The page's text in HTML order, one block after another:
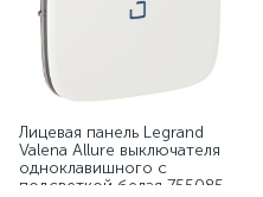
Лицевая панель Legrand
Valena Allure выключателя
одноклавишного с
подсветкой белая 755085